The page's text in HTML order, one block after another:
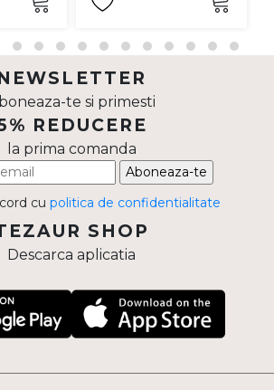
te si primesti
REDUCERE
la prima comanda
Aboneaza-te
cu politica de confidentialitate
SHOP
Descarca aplicatia